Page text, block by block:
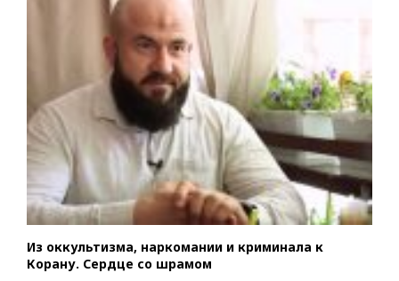
Из оккультизма, наркомании и криминала к
Корану. Сердце со шрамом